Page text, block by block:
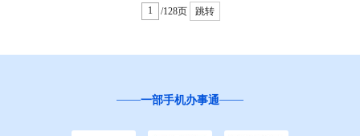
/128页 跳转
一部手机办事通